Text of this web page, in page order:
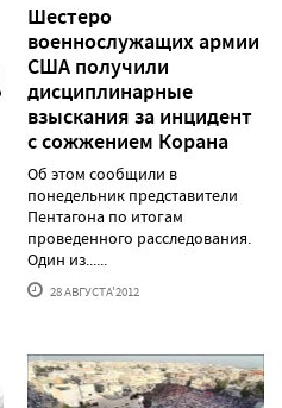
Шестеро
военнослужащих армии
США получили
дисциплинарные
взыскания за инцидент
с сожжением Корана
Об этом сообщили в
понедельник представители
Пентагона по итогам
проведенного расследования.
Один из......
28 АВГУСТА'2012